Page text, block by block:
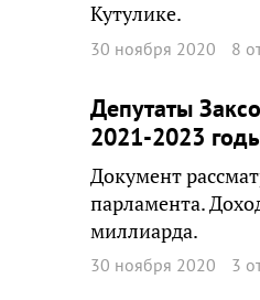
Кутулике.
30 ноября 2020 8
Депутаты
2021-2023
Документ
парламента.
миллиарда.
30 ноября 2020 3